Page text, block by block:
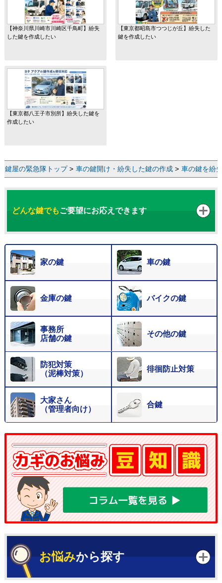
【神奈川県川崎市川崎区千鳥町】紛失
した鍵を作成したい
【東京都昭島市つつじが丘】紛失した
鍵を作成したい
【東京都八王子市別所】紛失した鍵を
作成したい
鍵屋の緊急隊トップ> 車の鍵開け・紛失した鍵の作成 > 車の鍵を紛
どんな鍵でもご要望にお応えできます
家の鍵 車の鍵
金庫の鍵 バイクの鍵
事務所
店舗の鍵
その他の鍵
防犯対策
（泥棒対策）
徘徊防止対策
大家さん
（管理者向け）
合鍵
お悩みから探す